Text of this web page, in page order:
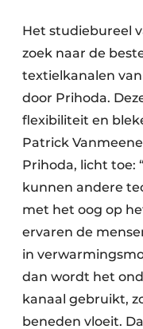
Het studiebureel
zoek naar de
textielkanalen
door Prihoda.
flexibiliteit en
Patrick
Prihoda, licht toe:
kunnen andere
met het oog op
ervaren de
in
dan wordt het
kanaal gebruikt,
beneden vloeit.